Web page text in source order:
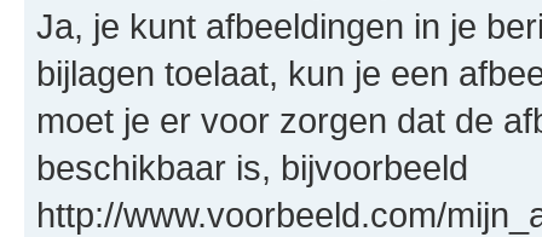
Ja, je kunt afbeeldingen in je
bijlagen toelaat, kun je een
moet je er voor zorgen dat de
beschikbaar is, bijvoorbeeld
http://www.voorbeeld.com/